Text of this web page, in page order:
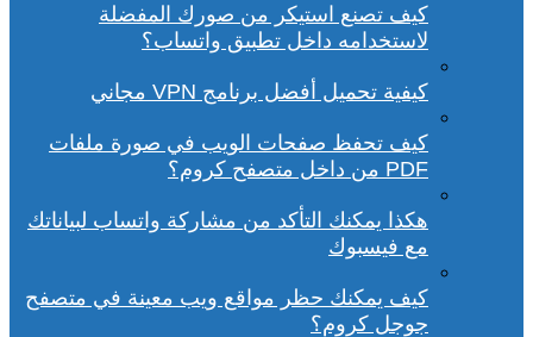
كيف تصنع استيكر من صورك المفضلة
لاستخدامه داخل تطبيق واتساب؟
كيفية تحميل أفضل برنامج VPN مجاني
كيف تحفظ صفحات الويب في صورة ملفات
PDF من داخل متصفح كروم؟
هكذا يمكنك التأكد من مشاركة واتساب لبياناتك
مع فيسبوك
كيف يمكنك حظر مواقع ويب معينة في متصفح
جوجل كروم؟